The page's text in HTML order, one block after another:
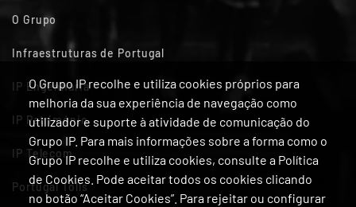
O Grupo IP recolhe e utiliza cookies próprios para
melhoria da sua experiência de navegação como
utilizador e suporte à atividade de comunicação do
Grupo IP. Para mais informações sobre a forma como o
Grupo IP recolhe e utiliza cookies, consulte a Política
de Cookies. Pode aceitar todos os cookies clicando
no botão “Aceitar Cookies”. Para rejeitar ou configurar
O Grupo
Infraestruturas de Portugal
IP Engenharia
IP Património
IP Telecom
Portugal Tolls